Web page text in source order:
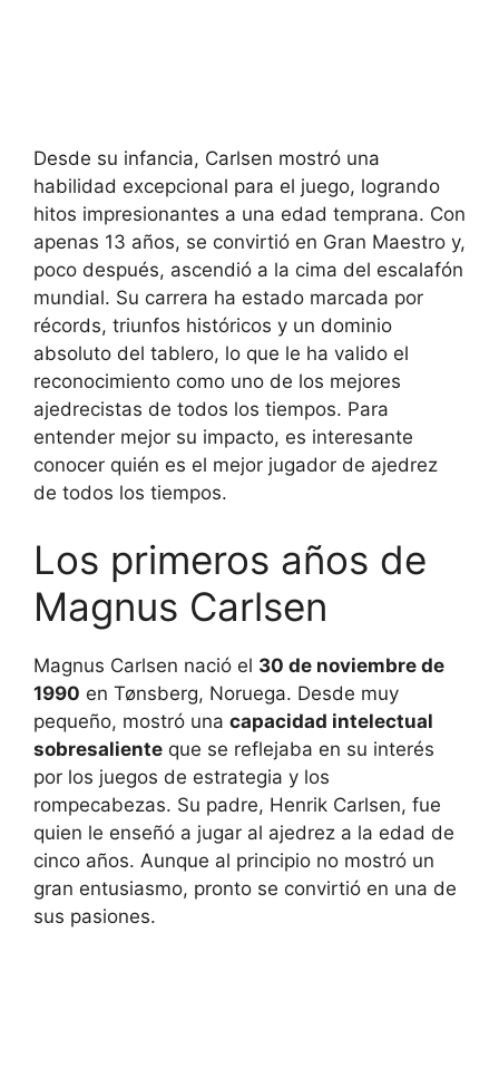
Desde su infancia, Carlsen mostró una
habilidad excepcional para el juego, logrando
hitos impresionantes a una edad temprana. Con
apenas 13 años, se convirtió en Gran Maestro y,
poco después, ascendió a la cima del escalafón
mundial. Su carrera ha estado marcada por
récords, triunfos históricos y un dominio
absoluto del tablero, lo que le ha valido el
reconocimiento como uno de los mejores
ajedrecistas de todos los tiempos. Para
entender mejor su impacto, es interesante
conocer quién es el mejor jugador de ajedrez
de todos los tiempos.
Los primeros años de
Magnus Carlsen
Magnus Carlsen nació el 30 de noviembre de
1990 en Tønsberg, Noruega. Desde muy
pequeño, mostró una capacidad intelectual
sobresaliente que se reflejaba en su interés
por los juegos de estrategia y los
rompecabezas. Su padre, Henrik Carlsen, fue
quien le enseñó a jugar al ajedrez a la edad de
cinco años. Aunque al principio no mostró un
gran entusiasmo, pronto se convirtió en una de
sus pasiones.